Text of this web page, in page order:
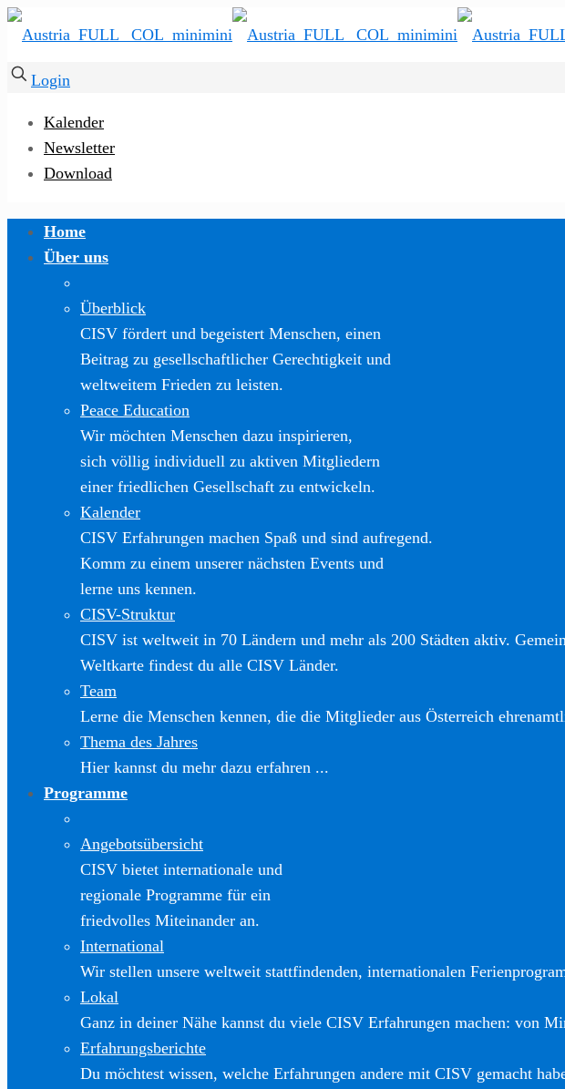
Login
Kalender
Newsletter
Download
Home
Über uns
Überblick
CISV fördert und begeistert Menschen, einen
Beitrag zu gesellschaftlicher Gerechtigkeit und
weltweitem Frieden zu leisten.
Peace Education
Wir möchten Menschen dazu inspirieren,
sich völlig individuell zu aktiven Mitgliedern
einer friedlichen Gesellschaft zu entwickeln.
Kalender
CISV Erfahrungen machen Spaß und sind aufregend.
Komm zu einem unserer nächsten Events und
lerne uns kennen.
CISV-Struktur
CISV ist weltweit in 70 Ländern und mehr als 200 Städten aktiv.
Weltkarte findest du alle CISV Länder.
Team
Lerne die Menschen kennen, die die Mitglieder aus Österreich
Thema des Jahres
Hier kannst du mehr dazu erfahren ...
Programme
Angebotsübersicht
CISV bietet internationale und
regionale Programme für ein
friedvolles Miteinander an.
International
Wir stellen unsere weltweit stattfindenden, internationalen
Lokal
Ganz in deiner Nähe kannst du viele CISV Erfahrungen machen: von
Erfahrungsberichte
Du möchtest wissen, welche Erfahrungen andere mit CISV gemacht